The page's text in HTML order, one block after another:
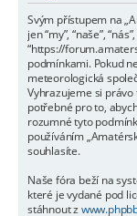
Svým přístupem na
jen “my”, “naše”,
“https://
podmínkami. Pokud
meteorologická
Vyhrazujeme si
potřebné pro to,
rozumné tyto
používáním
souhlasíte.
Naše fóra beží na
které je vydané pod
stáhnout z